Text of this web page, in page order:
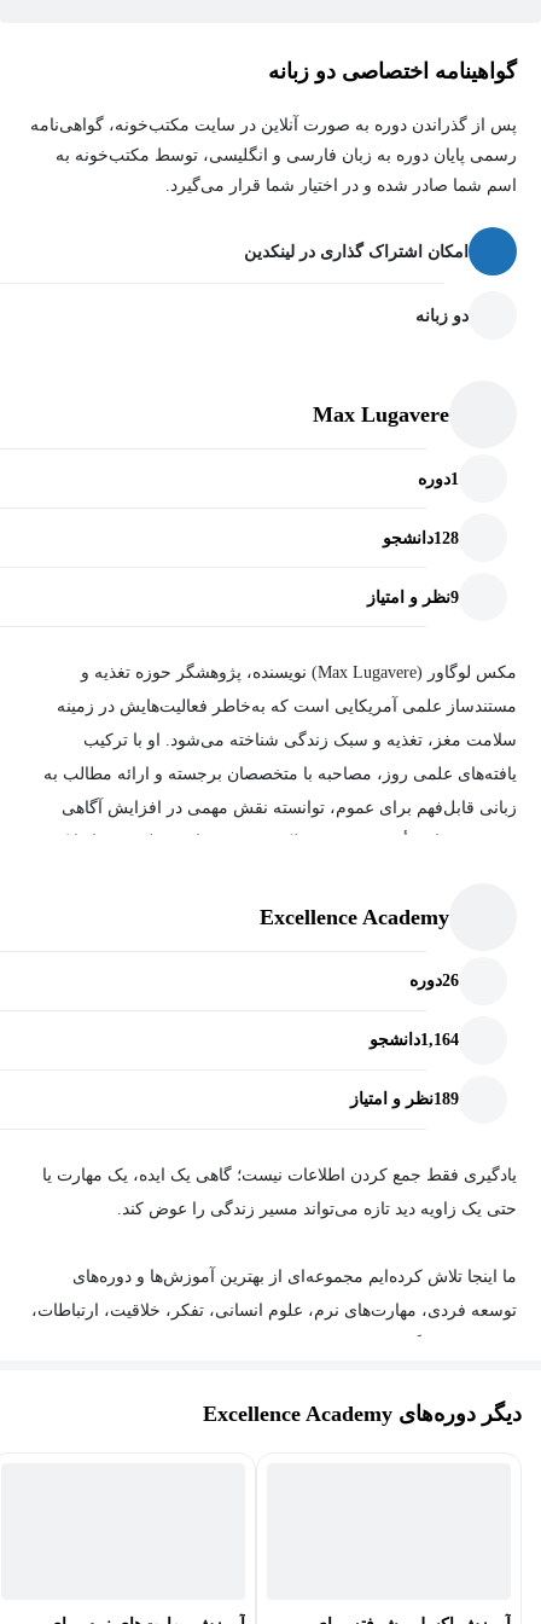
گواهینامه اختصاصی دو زبانه
پس از گذراندن دوره به صورت آنلاین در سایت مکتب‌خونه، گواهی‌نامه
رسمی پایان دوره به زبان فارسی و انگلیسی، توسط مکتب‌خونه به
اسم شما صادر شده و در اختیار شما قرار می‌گیرد.
امکان اشتراک گذاری در لینکدین
دو زبانه
Max Lugavere
1دوره
128دانشجو
9نظر و امتیاز
مکس لوگاور (Max Lugavere) نویسنده، پژوهشگر حوزه تغذیه و
مستندساز علمی آمریکایی است که به‌خاطر فعالیت‌هایش در زمینه
سلامت مغز، تغذیه و سبک زندگی شناخته می‌شود. او با ترکیب
یافته‌های علمی روز، مصاحبه با متخصصان برجسته و ارائه مطالب به
زبانی قابل‌فهم برای عموم، توانسته نقش مهمی در افزایش آگاهی
شناخته می‌شود و تمرکز ویژه‌ای بر پیشگیری از بیماری‌های شناختی،
Excellence Academy
26دوره
1,164دانشجو
189نظر و امتیاز
یادگیری فقط جمع کردن اطلاعات نیست؛ گاهی یک ایده، یک مهارت یا
حتی یک زاویه دید تازه می‌تواند مسیر زندگی را عوض کند.
ما اینجا تلاش کرده‌ایم مجموعه‌ای از بهترین آموزش‌ها و دوره‌های
توسعه فردی، مهارت‌های نرم، علوم انسانی، تفکر، خلاقیت، ارتباطات،
کنیم و دنیای اطرافمان را عمیق‌تر درک کنیم.
دیگر دوره‌های Excellence Academy